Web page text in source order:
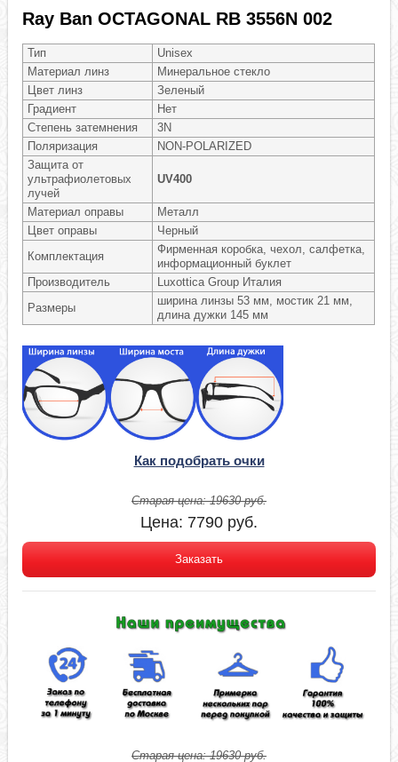
Ray Ban OCTAGONAL RB 3556N 002
Тип
Unisex
Материал линз
Минеральное стекло
Цвет линз
Зеленый
Градиент
Нет
Степень затемнения
3N
Поляризация
NON-POLARIZED
Защита от
ультрафиолетовых
лучей
UV400
Материал оправы
Металл
Цвет оправы
Черный
Комплектация
Фирменная коробка, чехол, салфетка,
информационный буклет
Производитель
Luxottica Group Италия
Размеры
ширина линзы 53 мм, мостик 21 мм,
длина дужки 145 мм
Как подобрать очки
Старая цена:19630руб.
Цена: 7790 руб.
Заказать
Старая цена:19630руб.